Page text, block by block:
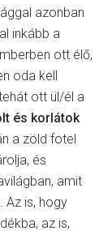
azonban
inkább a
ott élő,
oda kell
ott ül/él a
és korlátok
a zöld fotel
és
amit
Az is, hogy
az is,